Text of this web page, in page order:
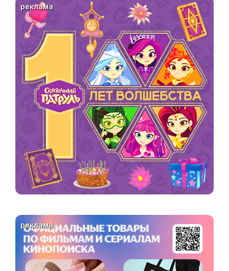
реклама
реклама